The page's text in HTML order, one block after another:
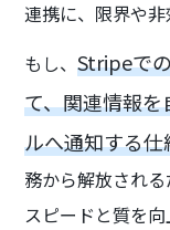
連携に、限界や
もし、Stripeで
て、関連情報
ルへ通知する仕
務から解放され
スピードと質を